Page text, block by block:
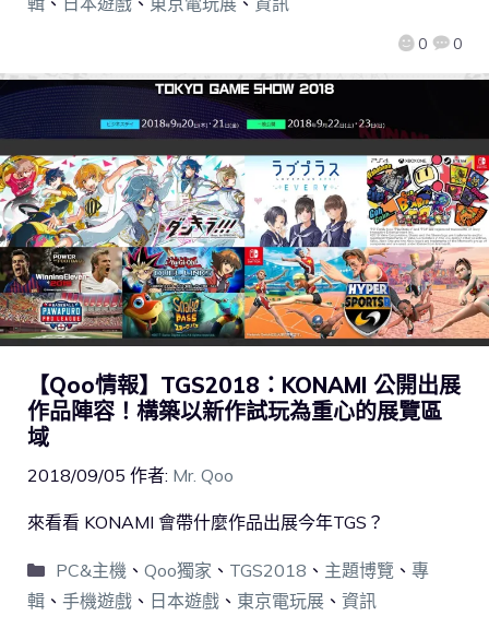
0 0
【Qoo情報】TGS2018：KONAMI 公開出展
作品陣容！構築以新作試玩為重心的展覽區
域
2018/09/05 作者: Mr. Qoo
來看看 KONAMI 會帶什麼作品出展今年TGS？
PC&主機 、 Qoo獨家 、 TGS2018 、 主題博覽 、 專
輯 、 手機遊戲 、 日本遊戲 、 東京電玩展 、 資訊